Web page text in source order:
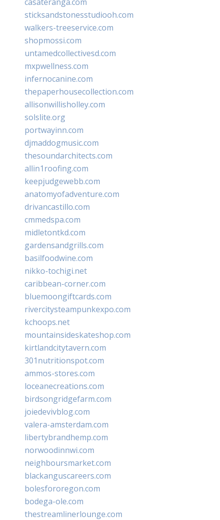
sticksandstonesstudiooh.com
walkers-treeservice.com
shopmossi.com
untamedcollectivesd.com
mxpwellness.com
infernocanine.com
thepaperhousecollection.com
allisonwillisholley.com
solslite.org
portwayinn.com
djmaddogmusic.com
thesoundarchitects.com
allin1roofing.com
keepjudgewebb.com
anatomyofadventure.com
drivancastillo.com
cmmedspa.com
midletontkd.com
gardensandgrills.com
basilfoodwine.com
nikko-tochigi.net
caribbean-corner.com
bluemoongiftcards.com
rivercitysteampunkexpo.com
kchoops.net
mountainsideskateshop.com
kirtlandcitytavern.com
301nutritionspot.com
ammos-stores.com
loceanecreations.com
birdsongridgefarm.com
joiedevivblog.com
valera-amsterdam.com
libertybrandhemp.com
norwoodinnwi.com
neighboursmarket.com
blackanguscareers.com
bolesfororegon.com
bodega-ole.com
thestreamlinerlounge.com